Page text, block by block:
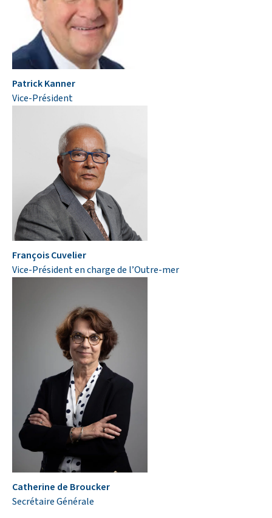
Patrick Kanner
Vice-Président
François Cuvelier
Vice-Président en charge de l’Outre-mer
Catherine de Broucker
Secrétaire Générale